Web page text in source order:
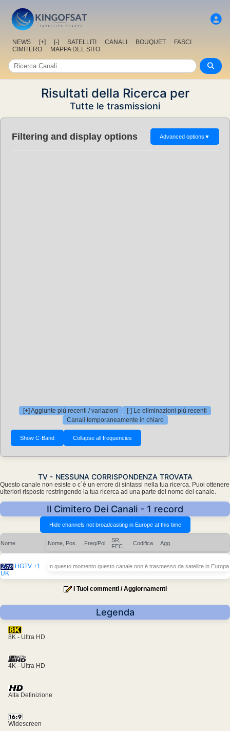
NEWS [+] [-] SATELLITI CANALI BOUQUET
FASCI
CIMITERO
MAPPA DEL SITO
Risultati della Ricerca per
Tutte le trasmissioni
Filtering and display options Advanced options ▼
[+] Aggiunte più recenti / variazioni
[-] Le eliminazioni più recenti
Canali temporaneamente in chiaro
TV - NESSUNA CORRISPONDENZA TROVATA
Questo canale non esiste o c´è un errore di sintassi nella tua ricerca. Puoi ottenere
ulteriori risposte restringendo la tua ricerca ad una parte del nome del canale.
Il Cimitero Dei Canali - 1 record
Nome Nome, Pos. Freq/Pol
SR,
FEC
Codifica Agg.
HGTV +1
UK
In questo momento questo canale non è trasmesso da satellite in Europa
I Tuoi commenti / Aggiornamenti
Legenda
8K - Ultra HD
4K - Ultra HD
Alta Definizione
Widescreen